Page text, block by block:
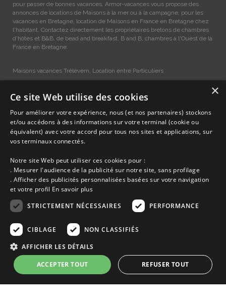
pour passer de bonnes vacances, Armor-vacances vous propose des
annonces de locations de Maisons à la mer ou à la campagne, pour les
vacances en Bretagne, location de Maisons en France en Bretagne chez
l'habitant. Contactez directement les propriétaires bretons de chambres
d'hôtes et B&B, de bead and breakfast, B and B, chambres à l'Ouest de la
France en Bretagne.
Maisons vacances Trélévern, Location entre Particuliers
Accueil
Dernières minutes
Promotions
Découvrir les départements bretons
Qui sommes-nous ?
Ma sélection
Blog
Conditions générales
Mentions légales
Politique cookies
Clévacances est un label national de référence, réglementé par une charte
et grille de critères nationales pour certifier la qualité des hébergements
touristiques. C'est aussi un réseau de proximité avec une visite tous les 4
ans et une validation par une commission habilitée. Label de 1 à 5 clés.
×
Ce site Web utilise des cookies
Pour améliorer votre expérience, nous (et nos partenaires) stockons
et/ou accédons à des informations sur votre terminal (cookie ou
équivalent) avec votre accord pour tous nos sites et applications, sur
vos terminaux connectés.
Notre site Web peut utiliser ces cookies pour :
. Mesurer l'audience de la publicité sur notre site, sans profilage
. Afficher des publicités personnalisées basées sur votre navigation
et votre profil En savoir plus
STRICTEMENT NÉCESSAIRES
PERFORMANCE
CIBLAGE NON CLASSIFIÉS
AFFICHER LES DÉTAILS
ACCEPTER TOUT REFUSER TOUT